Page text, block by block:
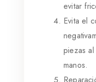
evitar
Evita el
piezas
manos.